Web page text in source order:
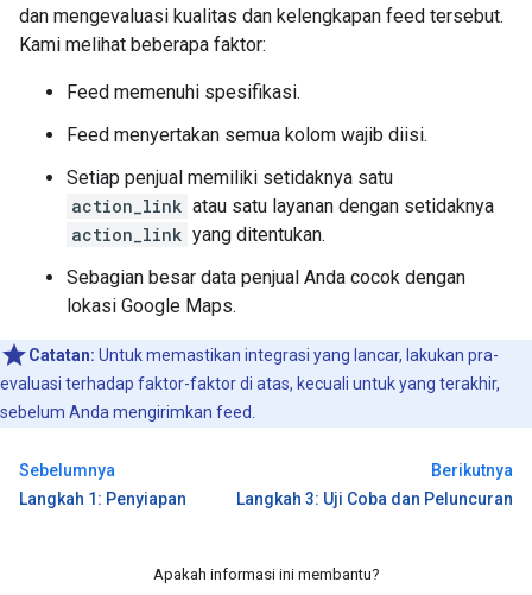
dan mengevaluasi kualitas dan kelengkapan feed tersebut.
Kami melihat beberapa faktor:
Feed memenuhi spesifikasi.
Feed menyertakan semua kolom wajib diisi.
Setiap penjual memiliki setidaknya satu
action_link atau satu layanan dengan setidaknya
action_link yang ditentukan.
Sebagian besar data penjual Anda cocok dengan
lokasi Google Maps.
Catatan: Untuk memastikan integrasi yang lancar, lakukan pra-
evaluasi terhadap faktor-faktor di atas, kecuali untuk yang terakhir,
sebelum Anda mengirimkan feed.
Sebelumnya
Langkah 1: Penyiapan
Berikutnya
Langkah 3: Uji Coba dan Peluncuran
Apakah informasi ini membantu?